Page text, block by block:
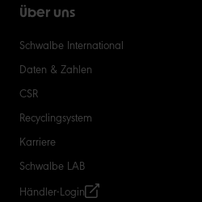
Über uns
Schwalbe International
Daten & Zahlen
CSR
Recyclingsystem
Karriere
Schwalbe LAB
Händler-Login